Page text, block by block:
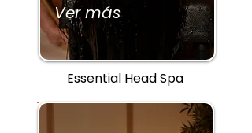
Ver más
Essential Head Spa